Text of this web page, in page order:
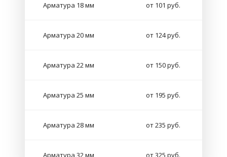
Арматура 18 мм от 101 руб.
Арматура 20 мм от 124 руб.
Арматура 22 мм от 150 руб.
Арматура 25 мм от 195 руб.
Арматура 28 мм от 235 руб.
Арматура 32 мм от 325 руб.